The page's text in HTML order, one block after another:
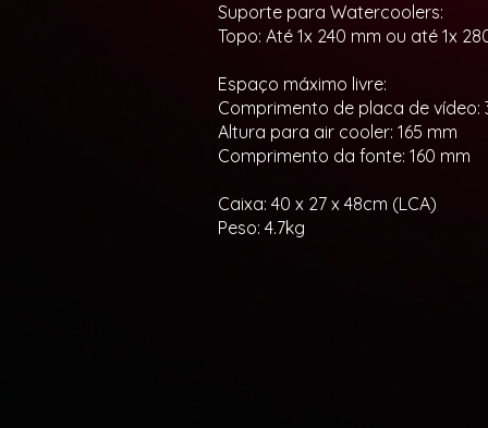
Suporte para Watercoolers:
Topo: Até 1x 240 mm ou até 1x
Espaço máximo livre:
Comprimento de placa de vídeo:
Altura para air cooler: 165 mm
Comprimento da fonte: 160 mm
Caixa: 40 x 27 x 48cm (LCA)
Peso: 4.7kg